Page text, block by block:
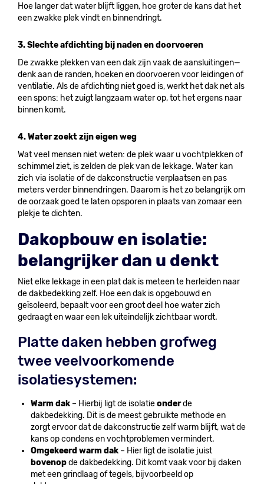
Hoe langer dat water blijft liggen, hoe groter de kans dat het
een zwakke plek vindt en binnendringt.
3. Slechte afdichting bij naden en doorvoeren
De zwakke plekken van een dak zijn vaak de aansluitingen—
denk aan de randen, hoeken en doorvoeren voor leidingen of
ventilatie. Als de afdichting niet goed is, werkt het dak net als
een spons: het zuigt langzaam water op, tot het ergens naar
binnen komt.
4. Water zoekt zijn eigen weg
Wat veel mensen niet weten: de plek waar u vochtplekken of
schimmel ziet, is zelden de plek van de lekkage. Water kan
zich via isolatie of de dakconstructie verplaatsen en pas
meters verder binnendringen. Daarom is het zo belangrijk om
de oorzaak goed te laten opsporen in plaats van zomaar een
plekje te dichten.
Dakopbouw en isolatie:
belangrijker dan u denkt
Niet elke lekkage in een plat dak is meteen te herleiden naar
de dakbedekking zelf. Hoe een dak is opgebouwd en
geïsoleerd, bepaalt voor een groot deel hoe water zich
gedraagt en waar een lek uiteindelijk zichtbaar wordt.
Platte daken hebben grofweg
twee veelvoorkomende
isolatiesystemen:
Warm dak – Hierbij ligt de isolatieonderde
dakbedekking. Dit is de meest gebruikte methode en
zorgt ervoor dat de dakconstructie zelf warm blijft, wat de
kans op condens en vochtproblemen vermindert.
Omgekeerd warm dak – Hier ligt de isolatie juist
bovenopde dakbedekking. Dit komt vaak voor bij daken
met een grindlaag of tegels, bijvoorbeeld op